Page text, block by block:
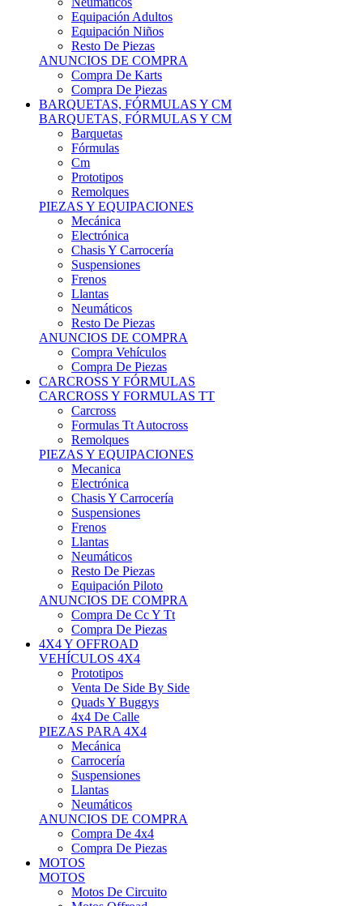
Equipación Adultos
Equipación Niños
Resto De Piezas
ANUNCIOS DE COMPRA
Compra De Karts
Compra De Piezas
BARQUETAS, FÓRMULAS Y CM
BARQUETAS, FÓRMULAS Y CM
Barquetas
Fórmulas
Cm
Prototipos
Remolques
PIEZAS Y EQUIPACIONES
Mecánica
Electrónica
Chasis Y Carrocería
Suspensiones
Frenos
Llantas
Neumáticos
Resto De Piezas
ANUNCIOS DE COMPRA
Compra Vehículos
Compra De Piezas
CARCROSS Y FÓRMULAS
CARCROSS Y FORMULAS TT
Carcross
Formulas Tt Autocross
Remolques
PIEZAS Y EQUIPACIONES
Mecanica
Electrónica
Chasis Y Carrocería
Suspensiones
Frenos
Llantas
Neumáticos
Resto De Piezas
Equipación Piloto
ANUNCIOS DE COMPRA
Compra De Cc Y Tt
Compra De Piezas
4X4 Y OFFROAD
VEHÍCULOS 4X4
Prototipos
Venta De Side By Side
Quads Y Buggys
4x4 De Calle
PIEZAS PARA 4X4
Mecánica
Carrocería
Suspensiones
Llantas
Neumáticos
ANUNCIOS DE COMPRA
Compra De 4x4
Compra De Piezas
MOTOS
MOTOS
Motos De Circuito